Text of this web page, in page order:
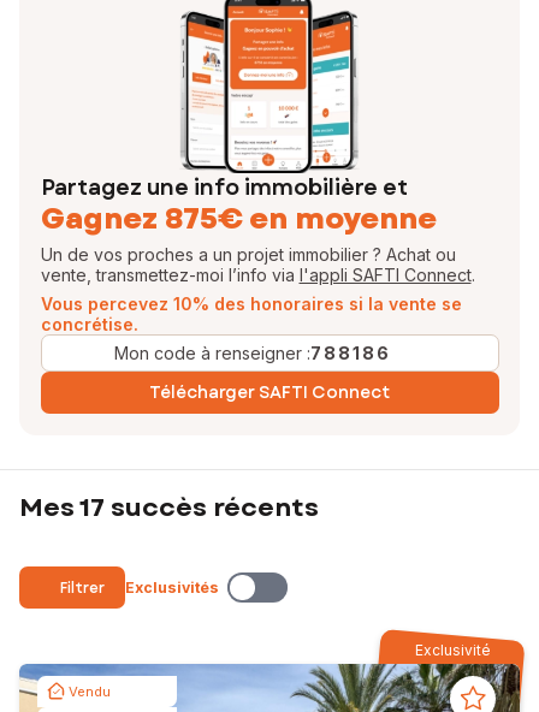
Partagez une info immobilière et
Gagnez 875€ en moyenne
Un de vos proches a un projet immobilier ? Achat ou
vente, transmettez-moi l’info via l'appli SAFTI Connect.
Vous percevez 10% des honoraires si la vente se
concrétise.
Mon code à renseigner :788186
Télécharger SAFTI Connect
Mes 17 succès récents
Filtrer Exclusivités
Exclusivité
Vendu